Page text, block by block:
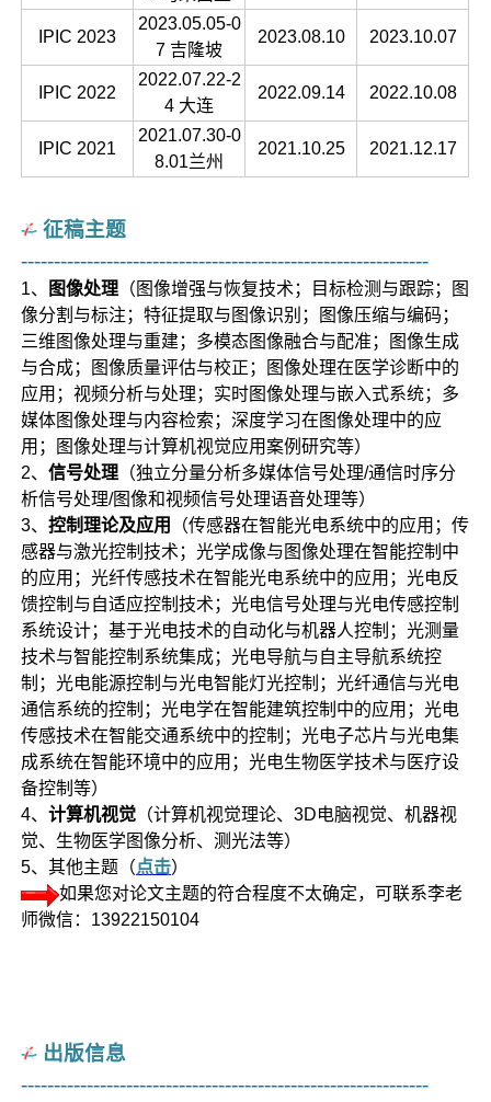
IPIC 2023
2023.05.05-0
7 吉隆坡
2023.08.10 2023.10.07
IPIC 2022
2022.07.22-2
4 大连
2022.09.14 2022.10.08
IPIC 2021
2021.07.30-0
8.01兰州
2021.10.25 2021.12.17
征稿主题
--------------------------------------------------------------
1、 图像处理 （图像增强与恢复技术；目标检测与跟踪；图
像分割与标注；特征提取与图像识别；图像压缩与编码；
三维图像处理与重建；多模态图像融合与配准；图像生成
与合成；图像质量评估与校正；图像处理在医学诊断中的
应用；视频分析与处理；实时图像处理与嵌入式系统；多
媒体图像处理与内容检索；深度学习在图像处理中的应
用；图像处理与计算机视觉应用案例研究等）
2、信号处理 （独立分量分析多媒体信号处理/通信时序分
析信号处理/图像和视频信号处理语音处理等）
3、控制理论及应用
（传感器在智能光电系统中的应用；传
感器与激光控制技术；光学成像与图像处理在智能控制中
的应用；光纤传感技术在智能光电系统中的应用；光电反
馈控制与自适应控制技术；光电信号处理与光电传感控制
系统设计；基于光电技术的自动化与机器人控制；光测量
技术与智能控制系统集成；光电导航与自主导航系统控
制；光电能源控制与光电智能灯光控制；光纤通信与光电
通信系统的控制；光电学在智能建筑控制中的应用；光电
传感技术在智能交通系统中的控制；光电子芯片与光电集
成系统在智能环境中的应用；光电生物医学技术与医疗设
备控制等）
4、计算机视觉 （计算机视觉理论、3D电脑视觉、机器视
觉、生物医学图像分析、测光法等）
5、其他主题（点击）
如果您对论文主题的符合程度不太确定，可联系李老
师微信：13922150104
出版信息
--------------------------------------------------------------